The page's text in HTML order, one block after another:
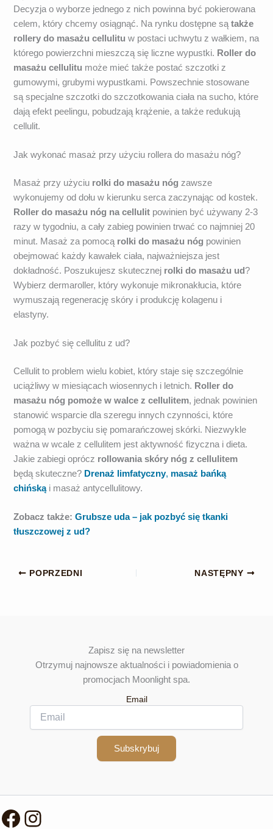
Decyzja o wyborze jednego z nich powinna być pokierowana
celem, który chcemy osiągnąć. Na rynku dostępne sątakże
rollery do masażu cellulitu w postaci uchwytu z wałkiem, na
którego powierzchni mieszczą się liczne wypustki. Roller do
masażu cellulitu może mieć także postać szczotki z
gumowymi, grubymi wypustkami. Powszechnie stosowane
są specjalne szczotki do szczotkowania ciała na sucho, które
dają efekt peelingu, pobudzają krążenie, a także redukują
cellulit.
Jak wykonać masaż przy użyciu rollera do masażu nóg?
Masaż przy użyciu rolki do masażu nóg zawsze
wykonujemy od dołu w kierunku serca zaczynając od kostek.
Roller do masażu nóg na cellulit powinien być używany 2-3
razy w tygodniu, a cały zabieg powinien trwać co najmniej 20
minut. Masaż za pomocą rolki do masażu nóg powinien
obejmować każdy kawałek ciała, najważniejsza jest
dokładność. Poszukujesz skutecznej rolki do masażu ud?
Wybierz dermaroller, który wykonuje mikronakłucia, które
wymuszają regenerację skóry i produkcję kolagenu i
elastyny.
Jak pozbyć się cellulitu z ud?
Cellulit to problem wielu kobiet, który staje się szczególnie
uciążliwy w miesiącach wiosennych i letnich. Roller do
masażu nóg pomoże w walce z cellulitem, jednak powinien
stanowić wsparcie dla szeregu innych czynności, które
pomogą w pozbyciu się pomarańczowej skórki. Niezwykle
ważna w wcale z cellulitem jest aktywność fizyczna i dieta.
Jakie zabiegi oprócz rollowania skóry nóg z cellulitem
będą skuteczne? Drenaż limfatyczny, masaż bańką
chińską i masaż antycellulitowy.
Zobacz także:Grubsze uda – jak pozbyć się tkanki
tłuszczowej z ud?
POPRZEDNI NASTĘPNY
Zapisz się na newsletter
Otrzymuj najnowsze aktualności i powiadomienia o
promocjach Moonlight spa.
Email
Subskrybuj
Facebook
Instagram